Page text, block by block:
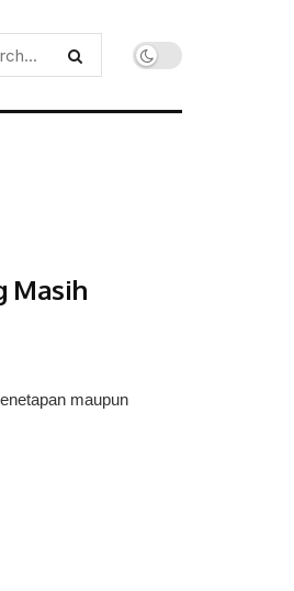
Masih
maupun